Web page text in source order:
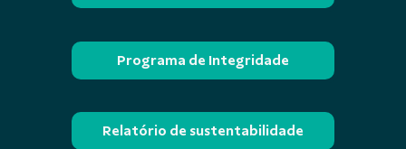
Programa de Integridade
Relatório de sustentabilidade